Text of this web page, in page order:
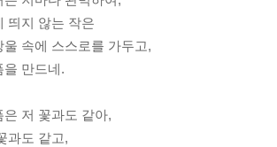
띄지 않는 작은
울 속에 스스로를 가두고,
을 만드네.
은 저 꽃과도 같아,
과도 같고,